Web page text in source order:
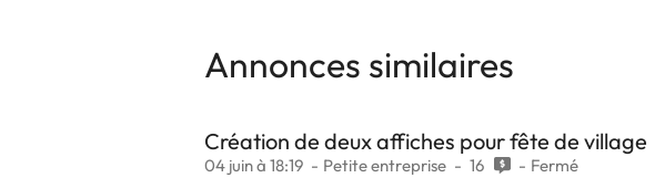
Annonces similaires
Création de deux affiches pour fête de village
04 juin à 18:19 Petite entreprise 16 Fermé